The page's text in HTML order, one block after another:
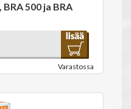
BRA 500 ja BRA
Varastossa